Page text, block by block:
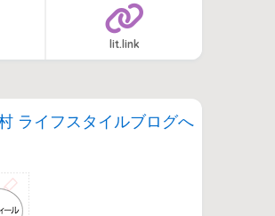
lit.link